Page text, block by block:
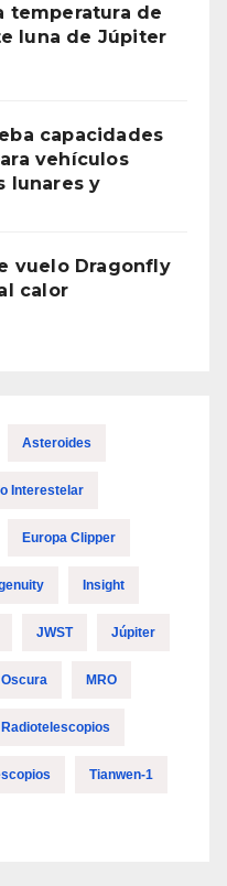
temperatura de
luna de Júpiter
capacidades
vehículos
lunares y
vuelo Dragonfly
calor
Asteroides
Interestelar
Europa Clipper
Insight
JWST Júpiter
MRO
Radiotelescopios
Tianwen-1